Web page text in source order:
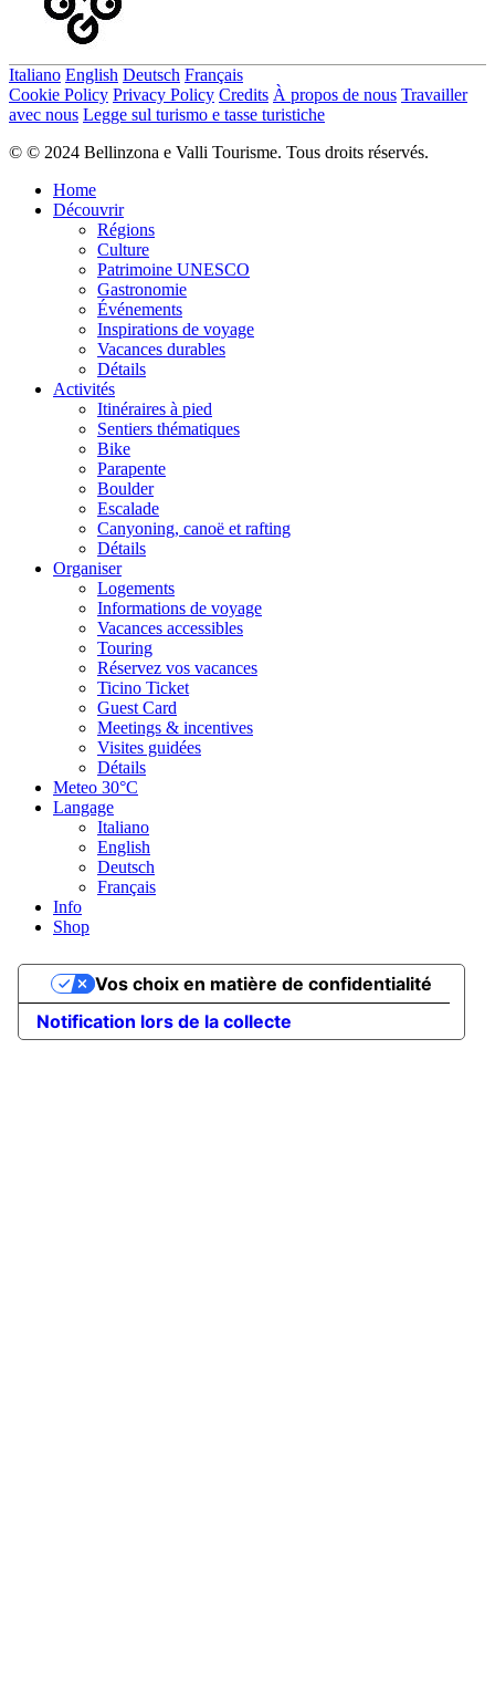
Italiano English Deutsch Français
Cookie Policy Privacy Policy Credits À propos de nous Travailler
avec nous Legge sul turismo e tasse turistiche
© © 2024 Bellinzona e Valli Tourisme. Tous droits réservés.
Home
Découvrir
Régions
Culture
Patrimoine UNESCO
Gastronomie
Événements
Inspirations de voyage
Vacances durables
Détails
Activités
Itinéraires à pied
Sentiers thématiques
Bike
Parapente
Boulder
Escalade
Canyoning, canoë et rafting
Détails
Organiser
Logements
Informations de voyage
Vacances accessibles
Touring
Réservez vos vacances
Ticino Ticket
Guest Card
Meetings & incentives
Visites guidées
Détails
Meteo 30°C
Langage
Italiano
English
Deutsch
Français
Info
Shop
Notification lors de la collecte
Vos choix en matière de confidentialité